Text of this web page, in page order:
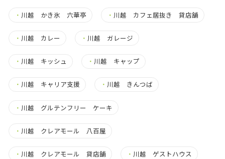
・ 川越 かき氷 六華亭 ・ 川越 カフェ居抜き 貸店舗
・ 川越 カレー ・ 川越 ガレージ
・ 川越 キッシュ ・ 川越 キャップ
・ 川越 キャリア支援 ・ 川越 きんつば
・ 川越 グルテンフリー ケーキ
・ 川越 クレアモール 八百屋
・ 川越 クレアモール 貸店舗 ・ 川越 ゲストハウス